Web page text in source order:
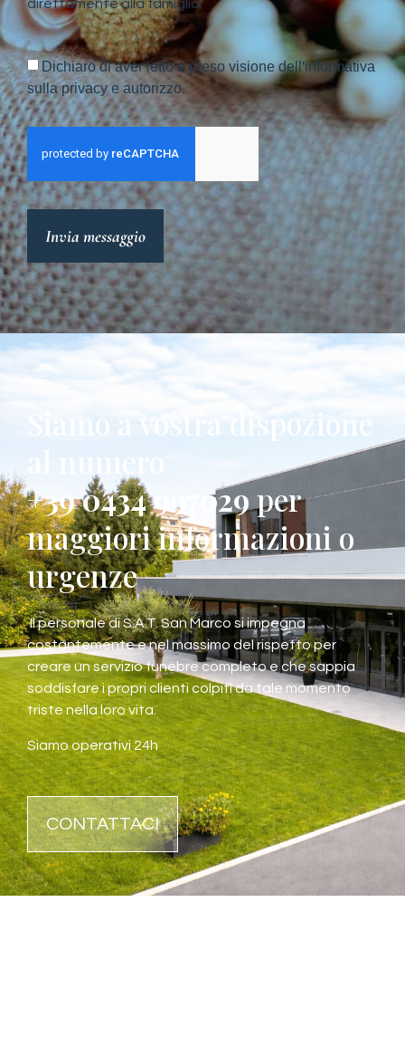
direttamente alla famiglia.
Dichiaro di aver letto e preso visione dell'informativa
sulla privacy e autorizzo.
Invia messaggio
Siamo a vostra dispozione
al numero
+39 0434 997029per
maggiori informazioni o
urgenze
Il personale di S.A.T. San Marco si impegna
costantemente e nel massimo del rispetto per
creare un servizio funebre completo e che sappia
soddisfare i propri clienti colpiti da tale momento
triste nella loro vita.
Siamo operativi 24h
CONTATTACI